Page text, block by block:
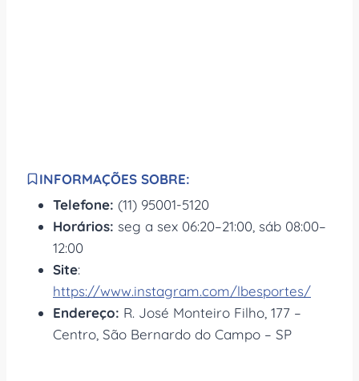
INFORMAÇÕES SOBRE:
Telefone: (11) 95001-5120
Horários: seg a sex 06:20–21:00, sáb 08:00–
12:00
Site:
https://www.instagram.com/lbesportes/
Endereço: R. José Monteiro Filho, 177 –
Centro, São Bernardo do Campo – SP